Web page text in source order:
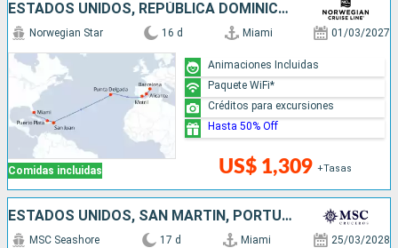
ESTADOS UNIDOS, REPÚBLICA DOMINICANA, PUERTO RICO, PORTUGAL, ESPAÑA
Comidas incluidas
Norwegian Star 16 d Miami 01/03/2027
US$ 1,309 +Tasas
Animaciones Incluidas
Paquete WiFi*
Créditos para excursiones
Hasta 50% Off
ESTADOS UNIDOS, SAN MARTÍN, PORTUGAL, FRANCIA, ESPAÑA
MSC Seashore 17 d Miami 25/03/2028